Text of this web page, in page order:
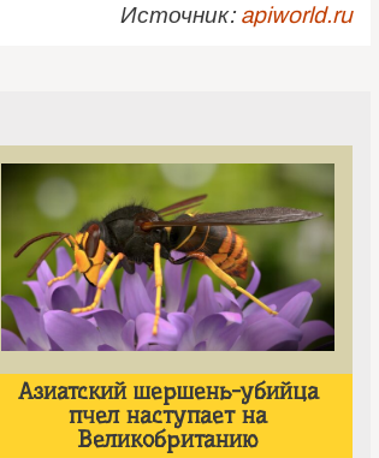
Источник:apiworld.ru
Азиатский шершень-убийца
пчел наступает на
Великобританию